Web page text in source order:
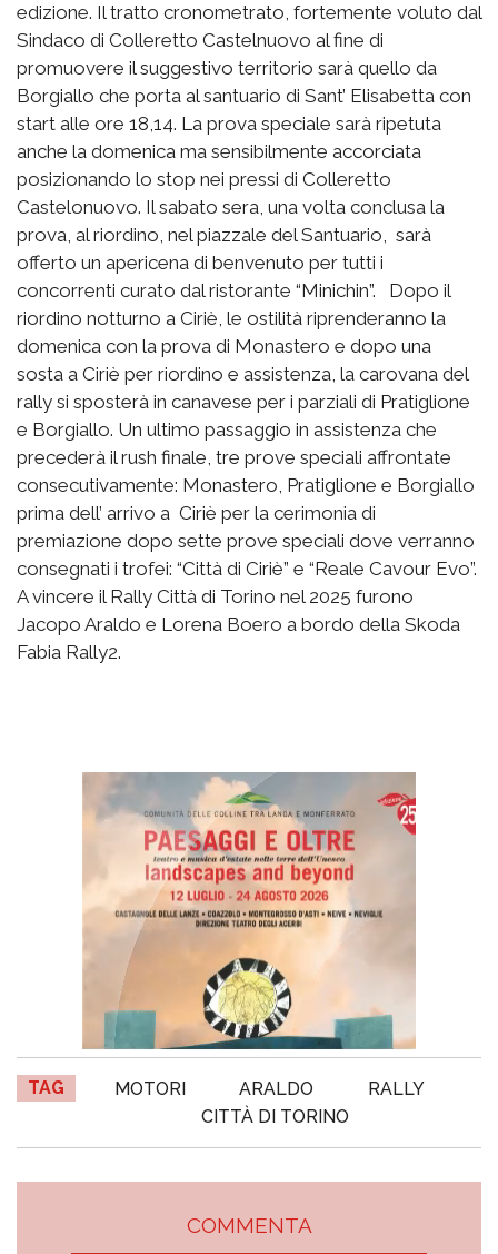
edizione. Il tratto cronometrato, fortemente voluto dal
Sindaco di Colleretto Castelnuovo al fine di
promuovere il suggestivo territorio sarà quello da
Borgiallo che porta al santuario di Sant’ Elisabetta con
start alle ore 18,14. La prova speciale sarà ripetuta
anche la domenica ma sensibilmente accorciata
posizionando lo stop nei pressi di Colleretto
Castelonuovo. Il sabato sera, una volta conclusa la
prova, al riordino, nel piazzale del Santuario, sarà
offerto un apericena di benvenuto per tutti i
concorrenti curato dal ristorante “Minichin”. Dopo il
riordino notturno a Ciriè, le ostilità riprenderanno la
domenica con la prova di Monastero e dopo una
sosta a Ciriè per riordino e assistenza, la carovana del
rally si sposterà in canavese per i parziali di Pratiglione
e Borgiallo. Un ultimo passaggio in assistenza che
precederà il rush finale, tre prove speciali affrontate
consecutivamente: Monastero, Pratiglione e Borgiallo
prima dell’ arrivo a Ciriè per la cerimonia di
premiazione dopo sette prove speciali dove verranno
consegnati i trofei: “Città di Ciriè” e “Reale Cavour Evo”.
A vincere il Rally Città di Torino nel 2025 furono
Jacopo Araldo e Lorena Boero a bordo della Skoda
Fabia Rally2.
TAG MOTORI ARALDO
RALLY
CITTÀ DI TORINO
COMMENTA